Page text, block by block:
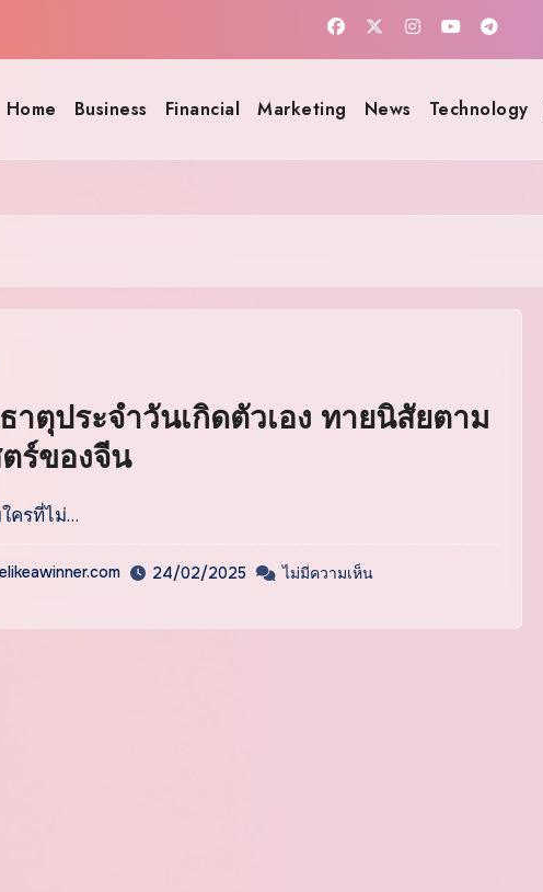
Home Business Financial Marketing News Technology
าตุประจำวันเกิดตัวเอง ทายนิสัยตาม
ร์ของจีน
บใครที่ไม่…
24/02/2025 ไม่มีความเห็น